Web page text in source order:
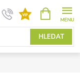
HLEDAT
NÁKUPNÍ
KOŠÍK